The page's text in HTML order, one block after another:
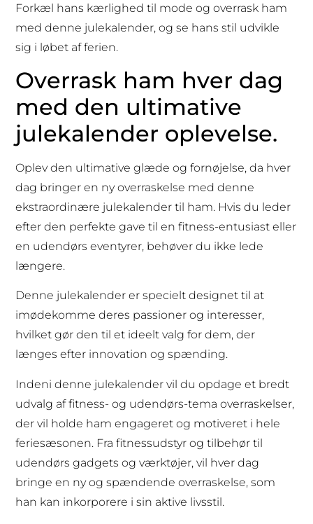
Forkæl hans kærlighed til mode og overrask ham
med denne julekalender, og se hans stil udvikle
sig i løbet af ferien.
Overrask ham hver dag
med den ultimative
julekalender oplevelse.
Oplev den ultimative glæde og fornøjelse, da hver
dag bringer en ny overraskelse med denne
ekstraordinære julekalender til ham. Hvis du leder
efter den perfekte gave til en fitness-entusiast eller
en udendørs eventyrer, behøver du ikke lede
længere.
Denne julekalender er specielt designet til at
imødekomme deres passioner og interesser,
hvilket gør den til et ideelt valg for dem, der
længes efter innovation og spænding.
Indeni denne julekalender vil du opdage et bredt
udvalg af fitness- og udendørs-tema overraskelser,
der vil holde ham engageret og motiveret i hele
feriesæsonen. Fra fitnessudstyr og tilbehør til
udendørs gadgets og værktøjer, vil hver dag
bringe en ny og spændende overraskelse, som
han kan inkorporere i sin aktive livsstil.